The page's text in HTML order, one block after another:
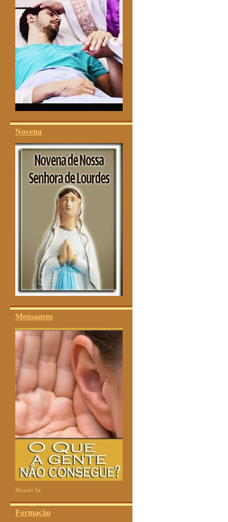
Novena
Mensagem
Ricardo Sá
Formação